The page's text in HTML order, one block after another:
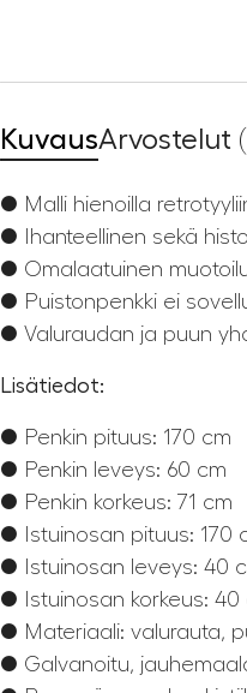
KuvausArvostelut
● Malli hienoilla
● Ihanteellinen sekä
● Omalaatuinen
● Puistonpenkki ei
● Valuraudan ja puun
Lisätiedot:
● Penkin pituus: 170 cm
● Penkin leveys: 60 cm
● Penkin korkeus: 71 cm
● Istuinosan pituus: 170
● Istuinosan leveys: 40
● Istuinosan korkeus: 40
● Materiaali: valurauta,
● Galvanoitu,